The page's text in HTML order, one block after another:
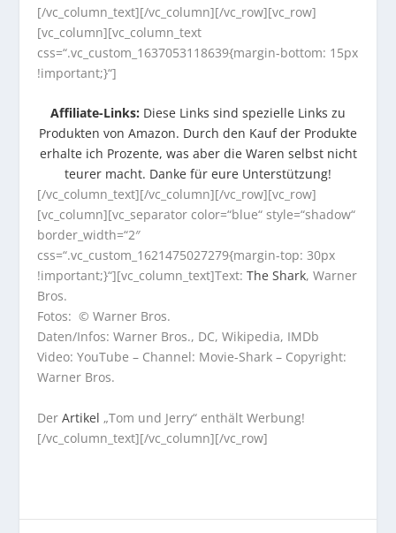
[/vc_column_text][/vc_column][/vc_row][vc_row]
[vc_column][vc_column_text
css=“.vc_custom_1637053118639{margin-bottom: 15px
!important;}“]
Affiliate-Links: Diese Links sind spezielle Links zu
Produkten von Amazon. Durch den Kauf der Produkte
erhalte ich Prozente, was aber die Waren selbst nicht
teurer macht. Danke für eure Unterstützung!
[/vc_column_text][/vc_column][/vc_row][vc_row]
[vc_column][vc_separator color=“blue“ style=“shadow“
border_width=“2″
css=“.vc_custom_1621475027279{margin-top: 30px
!important;}“][vc_column_text]Text:The Shark, Warner
Bros.
Fotos: © Warner Bros.
Daten/Infos: Warner Bros., DC, Wikipedia, IMDb
Video: YouTube – Channel: Movie-Shark – Copyright:
Warner Bros.
DerArtikel „Tom und Jerry“ enthält Werbung!
[/vc_column_text][/vc_column][/vc_row]